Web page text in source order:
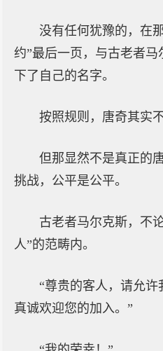
没有任何犹豫的，在
约”最后一页，与古老者
下了自己的名字。
按照规则，唐奇其实
但那显然不是真正的
挑战，公平是公平。
古老者马尔克斯，不
人”的范畴内。
“尊贵的客人，请允许
真诚欢迎您的加入。”